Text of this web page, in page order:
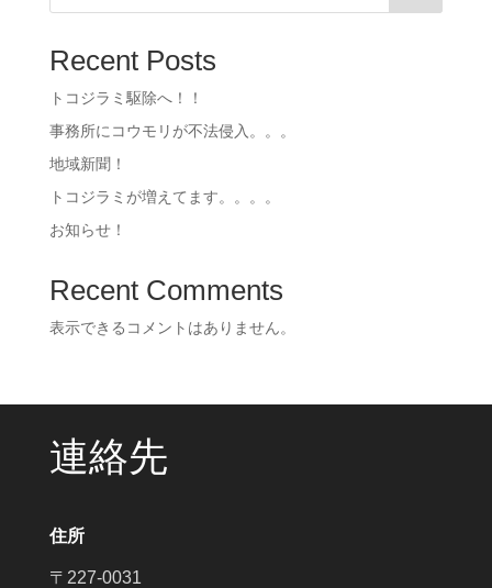
Recent Posts
トコジラミ駆除へ！！
事務所にコウモリが不法侵入。。。
地域新聞！
トコジラミが増えてます。。。。
お知らせ！
Recent Comments
表示できるコメントはありません。
連絡先
住所
〒227-0031